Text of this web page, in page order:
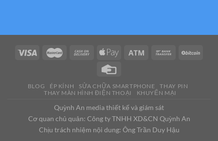
BLOG ÉP KÍNH SỬA CHỮA SMARTPHONE
THAY PIN
THAY MÀN HÌNH ĐIỆN THOẠI
KHUYẾN MẠI
Quỳnh An media thiết kế và giám sát
Cơ quan chủ quản: Công ty TNHH XD&CN Quỳnh An
Chịu trách nhiệm nội dung: Ông Trần Duy Hậu